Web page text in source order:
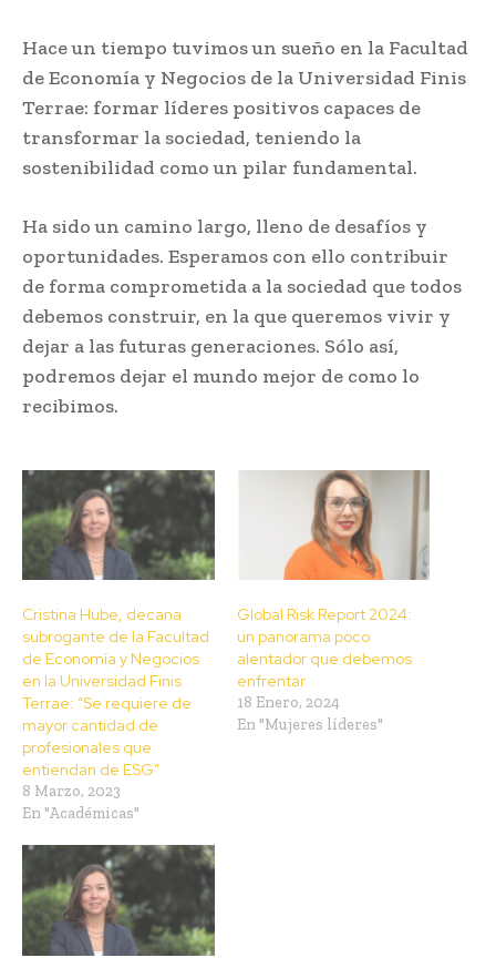
Hace un tiempo tuvimos un sueño en la Facultad
de Economía y Negocios de la Universidad Finis
Terrae: formar líderes positivos capaces de
transformar la sociedad, teniendo la
sostenibilidad como un pilar fundamental.
Ha sido un camino largo, lleno de desafíos y
oportunidades. Esperamos con ello contribuir
de forma comprometida a la sociedad que todos
debemos construir, en la que queremos vivir y
dejar a las futuras generaciones. Sólo así,
podremos dejar el mundo mejor de como lo
recibimos.
Cristina Hube, decana
subrogante de la Facultad
de Economía y Negocios
en la Universidad Finis
Terrae: “Se requiere de
mayor cantidad de
profesionales que
entiendan de ESG”
8 Marzo, 2023
En "Académicas"
Global Risk Report 2024:
un panorama poco
alentador que debemos
enfrentar
18 Enero, 2024
En "Mujeres líderes"